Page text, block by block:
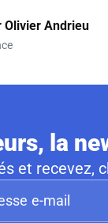
Olivier Andrieu
la
et